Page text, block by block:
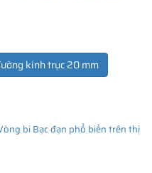
kính trục 20 mm
bi Bạc đạn phổ biến trên thị